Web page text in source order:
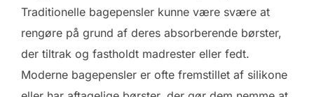
Traditionelle bagepensler kunne være svære at
rengøre på grund af deres absorberende børster,
der tiltrak og fastholdt madrester eller fedt.
Moderne bagepensler er ofte fremstillet af silikone